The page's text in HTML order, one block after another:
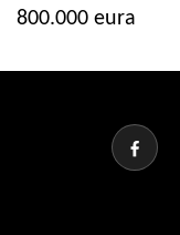
800.000 eura